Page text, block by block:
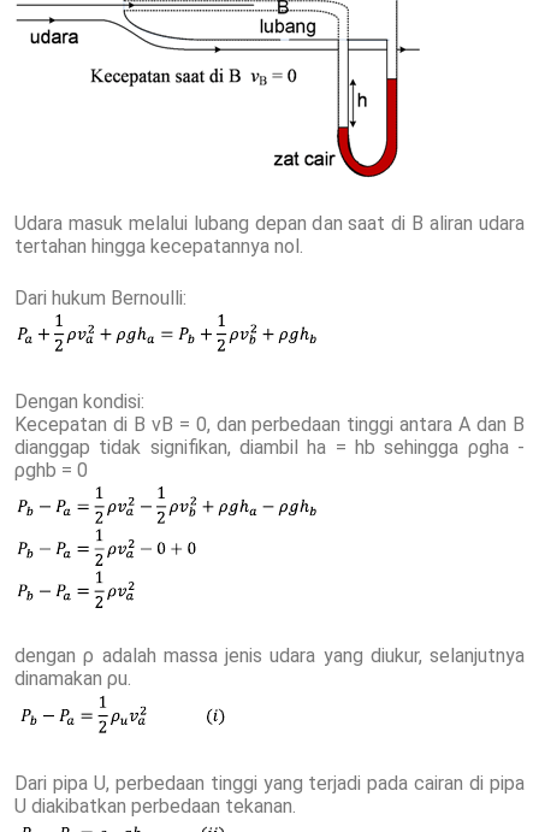
Udara masuk melalui lubang depan dan saat di B aliran udara
tertahan hingga kecepatannya nol.
Dari hukum Bernoulli:
Dengan kondisi:
Kecepatan di B vB = 0, dan perbedaan tinggi antara A dan B
dianggap tidak signifikan, diambil ha = hb sehingga ρgha -
ρghb = 0
dengan ρ adalah massa jenis udara yang diukur, selanjutnya
dinamakan ρu.
Dari pipa U, perbedaan tinggi yang terjadi pada cairan di pipa
U diakibatkan perbedaan tekanan.